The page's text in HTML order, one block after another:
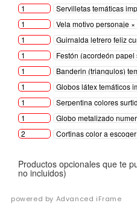
powered by Advanced iFrame